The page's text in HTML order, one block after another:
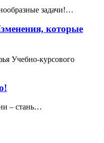
задачи!…
которые
Учебно-курсового
– стань…